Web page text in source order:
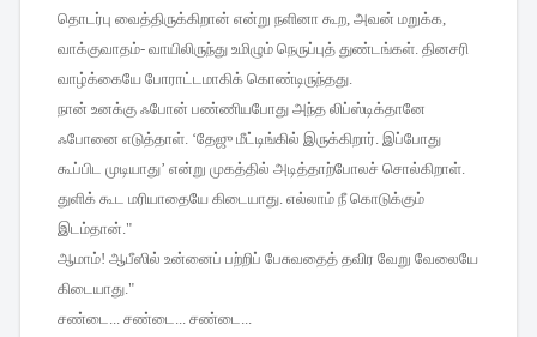
தொடர்பு வைத்திருக்கிறான் என்று நளினா கூற, அவன் மறுக்க,
வாக்குவாதம்- வாயிலிருந்து உமிழும் நெருப்புத் துண்டங்கள். தினசரி
வாழ்க்கையே போராட்டமாகிக் கொண்டிருந்தது.
நான் உனக்கு ஃபோன் பண்ணியபோது அந்த லிப்ஸ்டிக்தானே
ஃபோனை எடுத்தாள். ‘தேஜு மீட்டிங்கில் இருக்கிறார். இப்போது
கூப்பிட முடியாது’ என்று முகத்தில் அடித்தாற்போலச் சொல்கிறாள்.
துளிக் கூட மரியாதையே கிடையாது. எல்லாம் நீ கொடுக்கும்
இடம்தான்."
ஆமாம்! ஆபீஸில் உன்னைப் பற்றிப் பேசுவதைத் தவிர வேறு வேலையே
கிடையாது."
சண்டை... சண்டை... சண்டை...